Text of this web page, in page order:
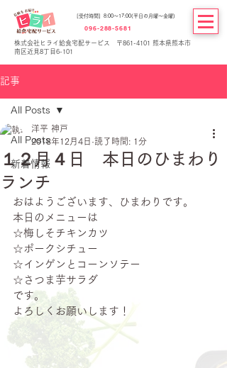
[受付時間] 8:00～17:00(平日の月曜～金曜)
096-288-5681
株式会社ヒライ給食宅配サービス 〒861-4101 熊本県熊本市
南区近見8丁目6-101
記事
All Posts
新着情報
All Posts
１２月４日 本日のひまわり
ランチ
洋平 神戸
2018年12月4日 読了時間: 1分
おはようございます、ひまわりです。
本日のメニューは
☆梅しそチキンカツ
☆ポークシチュー
☆インゲンとコーンソテー
☆さつま芋サラダ
です。
よろしくお願いします！